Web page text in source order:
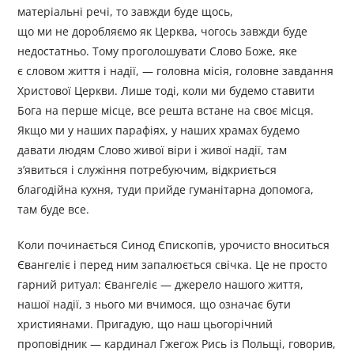
матеріальні речі, то завжди буде щось,
що ми не доробляємо як Церква, чогось завжди буде
недостатньо. Тому проголошувати Слово Боже, яке
є словом життя і надії, — головна місія, головне завдання
Христової Церкви. Лише тоді, коли ми будемо ставити
Бога на перше місце, все решта встане на своє місця.
Якщо ми у наших парафіях, у наших храмах будемо
давати людям Слово живої віри і живої надії, там
з’явиться і служіння потребуючим, відкриється
благодійна кухня, туди прийде гуманітарна допомога,
там буде все.
Коли починається Синод Єпископів, урочисто вноситься
Євангеліє і перед ним запалюється свічка. Це не просто
гарний ритуал: Євангеліє — джерело нашого життя,
нашої надії, з нього ми вчимося, що означає бути
християнами. Пригадую, що наш цьогорічний
проповідник — кардинал Гжегож Рись із Польщі, говорив,